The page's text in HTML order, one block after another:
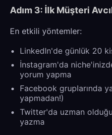
Adım 3: İlk Müşteri
En etkili yöntemler:
LinkedIn'de günlük 20
İnstagram'da
yorum yapma
Facebook gruplarında
yapmadan!)
Twitter'da uzman
yazma